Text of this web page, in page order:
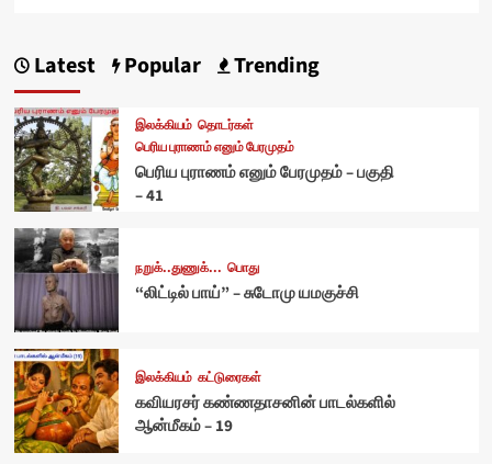
Latest Popular Trending
இலக்கியம் தொடர்கள்
பெரிய புராணம் எனும் பேரமுதம்
பெரிய புராணம் எனும் பேரமுதம் – பகுதி
– 41
நறுக்..துணுக்... பொது
“லிட்டில் பாய்” – சுடோமு யமகுச்சி
இலக்கியம் கட்டுரைகள்
கவியரசர் கண்ணதாசனின் பாடல்களில்
ஆன்மீகம் – 19